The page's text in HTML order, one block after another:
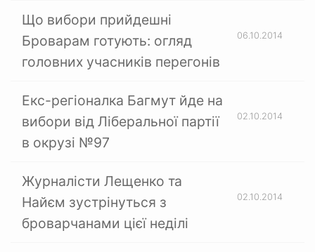
Що вибори прийдешні
Броварам готують: огляд
головних учасників перегонів
06.10.2014
Екс-регіоналка Багмут йде на
вибори від Ліберальної партії
в окрузі №97
02.10.2014
Журналісти Лещенко та
Найєм зустрінуться з
броварчанами цієї неділі
02.10.2014